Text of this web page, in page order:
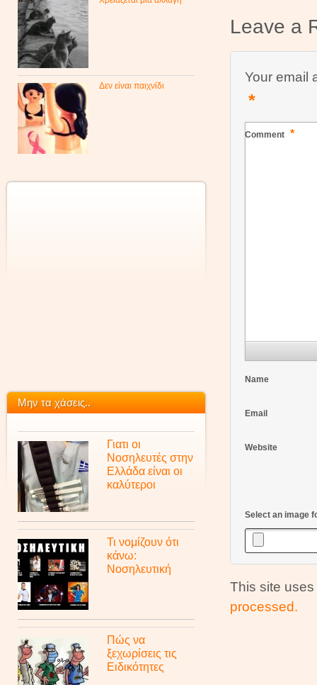
Leave a
Your email
*
Comment *
Name
Email
Website
Select an image
This site
processed.
Δεν είναι παιχνίδι
Μην τα χάσεις..
Γιατι οι
Νοσηλευτές στην
Ελλάδα είναι οι
καλύτεροι
Τι νομίζουν ότι
κάνω:
Νοσηλευτική
Πώς να
ξεχωρίσεις τις
Ειδικότητες